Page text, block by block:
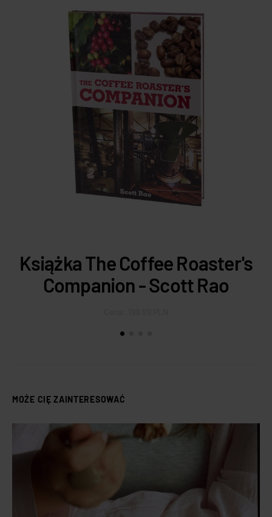
Książka The Coffee Roaster's
Companion - Scott Rao
MOŻE CIĘ ZAINTERESOWAĆ